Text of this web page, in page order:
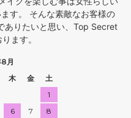
す。 そんな素敵なお客様の
ありたいと思い、Top Secret
ます。
月
木 金
土
1
6 7
8